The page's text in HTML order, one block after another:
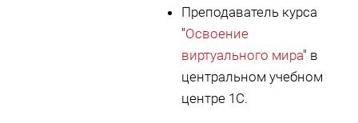
Преподаватель курса
"Освоение
виртуального мира" в
центральном учебном
центре 1С.